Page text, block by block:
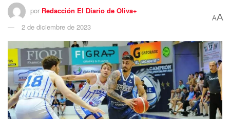
por Redacción El Diario de Oliva+
2 de diciembre de 2023
AA